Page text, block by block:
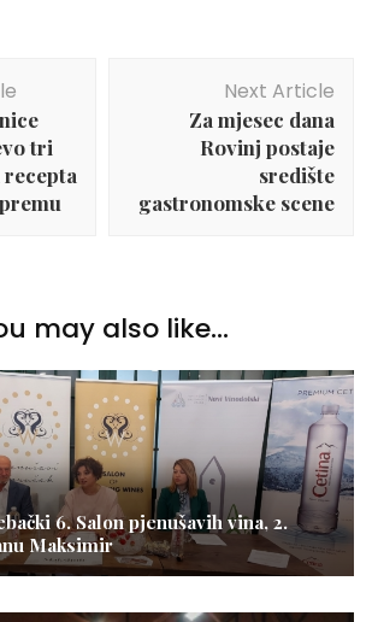
tri
Next Article
Za mjesec dana
Rovinj postaje
središte
gastronomske scene
may also like...
6. Salon pjenušavih vina, 2.
Maksimir